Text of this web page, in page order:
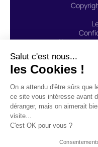
Site
ZENRIDE uses the payment
“Lemonway agent
located at 8, rue du Sentier
under number 16568)
(Regafi)” - CGU Lemonway.
Salut c'est nous...
les Cookies !
On a attendu d'être sûrs que
ce site vous intéresse avant
déranger, mais on aimerait
visite...
C'est OK pour vous ?